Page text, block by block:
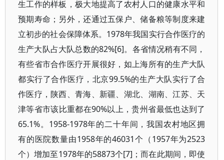
生工作的样板，极大地提高了农村人口的健康水平和
预期寿命；另外，还通过五保户、储备粮等制度来建
立初步的社会保障体系。1978年我国实行合作医疗的
生产大队占大队总数的82%[6]。各省情况稍有不同，
有些省市合作医疗开展很好，如上海所有的生产大队
都实行了合作医疗，北京99.5%的生产大队实行了合
作医疗，陕西、青海、新疆、湖北、湖南、江苏、天
津等省市该比重都在90%以上，贵州省最低也达到了
65.1%。1958-1978年的二十年间，我国农村地区拥
有的医院数量由1958年的46031个（1957年为2523
个）增加至1978年的58873个[7]；而在此期间，即使